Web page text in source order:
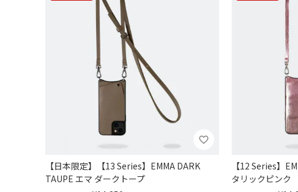
【日本限定】【13 Series】EMMA DARK
TAUPE エマ ダークトープ
【12 Series】
タリックピンク